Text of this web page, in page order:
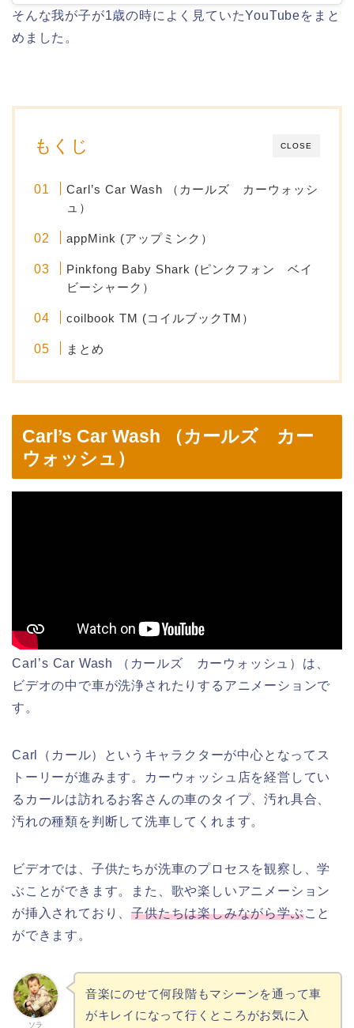
そんな我が子が1歳の時によく見ていたYouTubeをまと
めました。
CLOSE
もくじ
Carl’s Car Wash （カールズ カーウォッシ
ュ）
appMink (アップミンク）
Pinkfong Baby Shark (ピンクフォン ベイ
ビーシャーク）
coilbook TM (コイルブックTM）
まとめ
Carl’s Car Wash （カールズ カー
ウォッシュ）
Carl’s Car Wash （カールズ カーウォッシュ）は、
ビデオの中で車が洗浄されたりするアニメーションで
す。
Carl（カール）というキャラクターが中心となってス
トーリーが進みます。カーウォッシュ店を経営してい
るカールは訪れるお客さんの車のタイプ、汚れ具合、
汚れの種類を判断して洗車してくれます。
ビデオでは、子供たちが洗車のプロセスを観察し、学
ぶことができます。また、歌や楽しいアニメーション
が挿入されており、子供たちは楽しみながら学ぶこと
ができます。
ソラ
音楽にのせて何段階もマシーンを通って車
がキレイになって行くところがお気に入